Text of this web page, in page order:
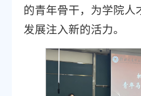
的青年骨干，为学院人
发展注入新的活力。